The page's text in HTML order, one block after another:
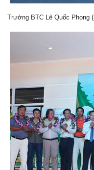
Trưởng BTC Lê Quốc Phong